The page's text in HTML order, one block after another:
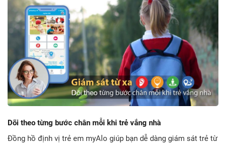
Dõi theo từng bước chân mỗi khi trẻ vắng nhà
Đồng hồ định vị trẻ em myAlo giúp bạn dễ dàng giám sát trẻ từ